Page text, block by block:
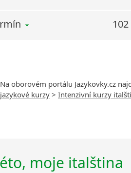
Na oborovém portálu Jazykovky.cz
jazykové kurzy > Intenzivní kurzy
moje italština